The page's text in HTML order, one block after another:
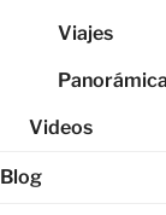
Viajes
Videos
Blog